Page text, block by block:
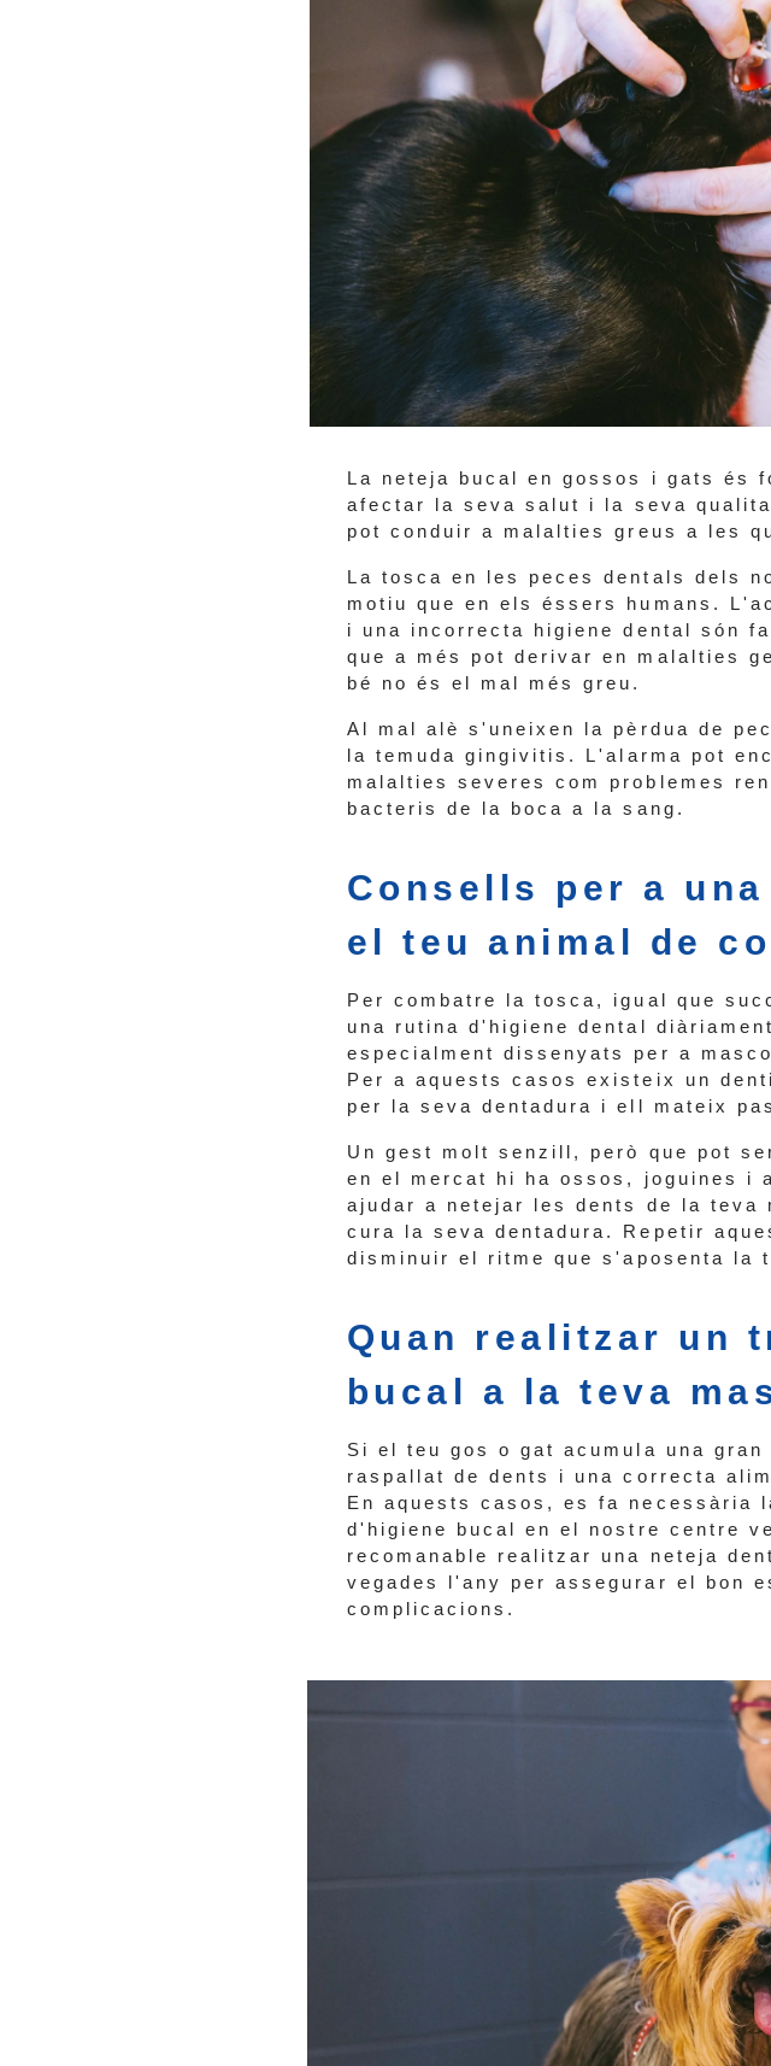
La neteja bucal en gossos i gats és
afectar la seva salut i la seva
pot conduir a malalties greus a les
La tosca en les peces dentals dels
motiu que en els éssers humans.
i una incorrecta higiene dental són
que a més pot derivar en malalties
bé no és el mal més greu.
Al mal alè s'uneixen la pèrdua de
la temuda gingivitis. L'alarma pot
malalties severes com problemes
bacteris de la boca a la sang.
Consells per a
el teu animal de
Per combatre la tosca, igual que
una rutina d'higiene dental
especialment dissenyats per a
Per a aquests casos existeix un
per la seva dentadura i ell mateix
Un gest molt senzill, però que pot
en el mercat hi ha ossos, joguines i
ajudar a netejar les dents de la
cura la seva dentadura. Repetir
disminuir el ritme que s'aposenta la
Quan realitzar un
bucal a la teva
Si el teu gos o gat acumula una
raspallat de dents i una correcta
En aquests casos, es fa necessària
d'higiene bucal en el nostre centre
recomanable realitzar una neteja
vegades l'any per assegurar el bon
complicacions.